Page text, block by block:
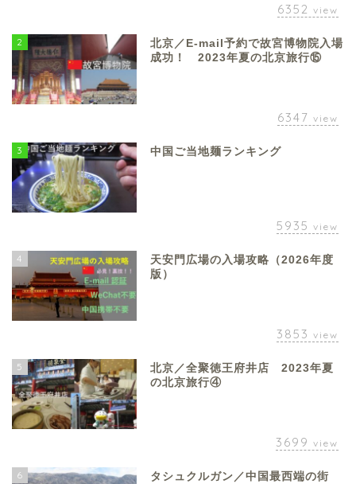
6352 view
2
北京／E-mail予約で故宮博物院入場
成功！ 2023年夏の北京旅行⑮
6347 view
3 中国ご当地麺ランキング
5935 view
4
天安門広場の入場攻略（2026年度
版）
3853 view
5
北京／全聚徳王府井店 2023年夏
の北京旅行④
3699 view
6
タシュクルガン／中国最西端の街